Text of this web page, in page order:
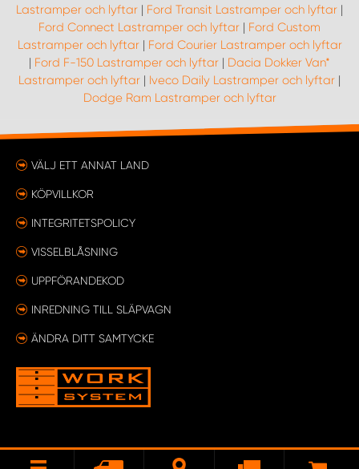
Lastramper och lyftar | Ford Transit Lastramper och lyftar |
Ford Connect Lastramper och lyftar | Ford Custom
Lastramper och lyftar| Ford Courier Lastramper och lyftar
| Ford F-150 Lastramper och lyftar | Dacia Dokker Van*
Lastramper och lyftar | Iveco Daily Lastramper och lyftar |
Dodge Ram Lastramper och lyftar
VÄLJ ETT ANNAT LAND
KÖPVILLKOR
INTEGRITETSPOLICY
VISSELBLÅSNING
UPPFÖRANDEKOD
INREDNING TILL SLÄPVAGN
ÄNDRA DITT SAMTYCKE